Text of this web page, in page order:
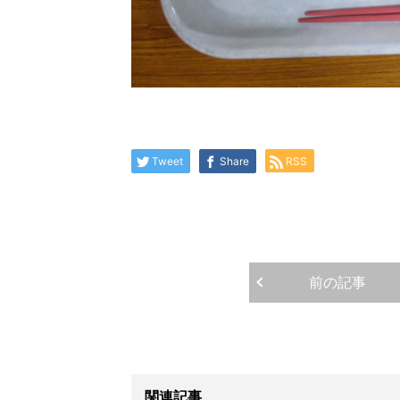
Tweet Share RSS
前の記事